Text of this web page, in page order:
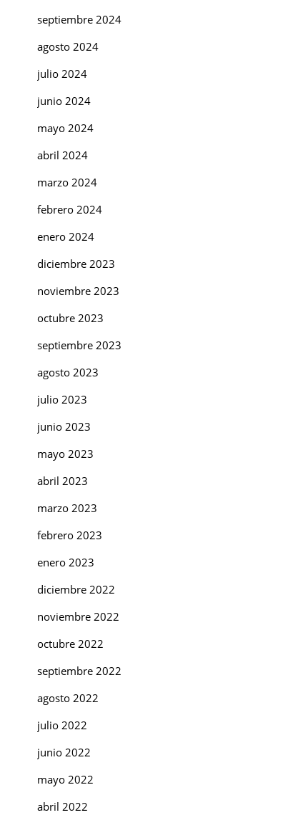
septiembre 2024
agosto 2024
julio 2024
junio 2024
mayo 2024
abril 2024
marzo 2024
febrero 2024
enero 2024
diciembre 2023
noviembre 2023
octubre 2023
septiembre 2023
agosto 2023
julio 2023
junio 2023
mayo 2023
abril 2023
marzo 2023
febrero 2023
enero 2023
diciembre 2022
noviembre 2022
octubre 2022
septiembre 2022
agosto 2022
julio 2022
junio 2022
mayo 2022
abril 2022